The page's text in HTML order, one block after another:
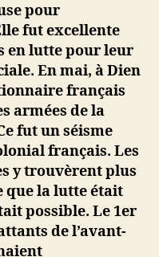
pour
fut excellente
en lutte pour leur
En mai, à Dien
français
armées de la
fut un séisme
français. Les
y trouvèrent plus
que la lutte était
possible. Le 1er
de l’avant-